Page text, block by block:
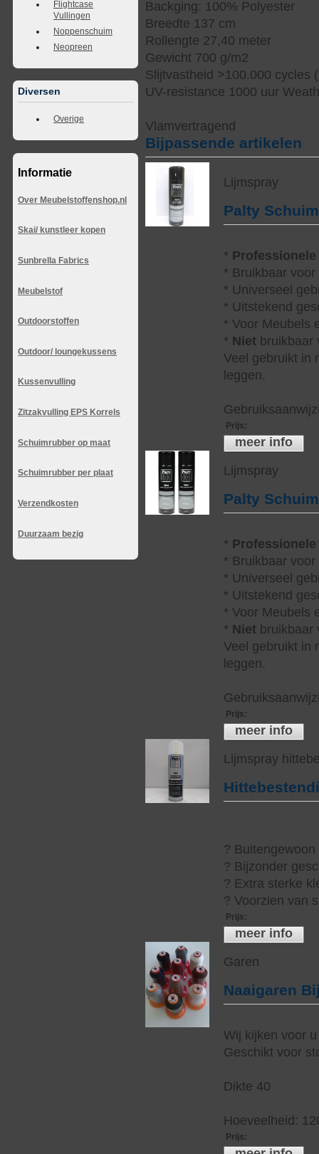
Flightcase
Vullingen
Noppenschuim
Neopreen
Diversen
Overige
Informatie
Over Meubelstoffenshop.nl
Skai/ kunstleer kopen
Sunbrella Fabrics
Meubelstof
Outdoorstoffen
Outdoor/ loungekussens
Kussenvulling
Zitzakvulling EPS Korrels
Schuimrubber op maat
Schuimrubber per plaat
Verzendkosten
Duurzaam bezig
Backging: 100% Polyester
Breedte 137 cm
Rollengte 27,40 meter
Gewicht 700 g/m2
Slijtvastheid >100.000 cycles
UV-resistance 1000 uur
Vlamvertragend
Bijpassende artikelen
Lijmspray
Palty
* Professionele
* Bruikbaar
* Universeel
* Uitstekend
* Voor Meubels
* Niet bruikbaar
Veel gebruikt in
leggen.
Prijs:
meer info
Lijmspray
Palty
* Professionele
* Bruikbaar
* Universeel
* Uitstekend
* Voor Meubels
* Niet bruikbaar
Veel gebruikt in
leggen.
Prijs:
meer info
Lijmspray
?
? Bijzonder
? Extra sterke
? Voorzien van
Prijs:
meer info
Garen
Naaigaren
Wij kijken voor
Geschikt voor
Dikte 40
Hoeveelheid:
Prijs: